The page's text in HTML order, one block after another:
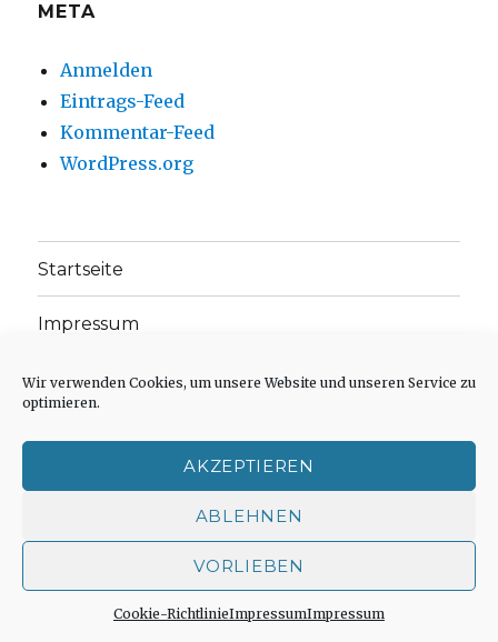
Wir verwenden Cookies, um unsere Website und unseren Service zu
optimieren.
AKZEPTIEREN
ABLEHNEN
VORLIEBEN
Cookie-RichtlinieImpressumImpressum
META
Anmelden
Eintrags-Feed
Kommentar-Feed
WordPress.org
Startseite
Impressum
Weitere Veröffentlichungen in Büchern oder
Zeitschriften
Einleitungstext: Fragen zur inhaltlichen
Position der Homepage und zum Begriff des
Einladung zur Mitarbeit: Rezensionen,